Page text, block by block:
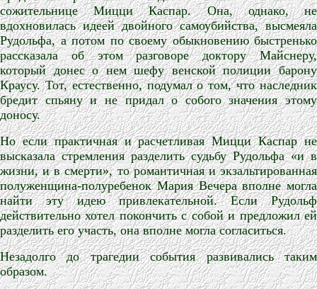
сожительнице Мицци Каспар. Она, однако, не
вдохновилась идеей двойного самоубийства, высмеяла
Рудольфа, а потом по своему обыкновению быстренько
рассказала об этом разговоре доктору Майснеру,
который донес о нем шефу венской полиции барону
Краусу. Тот, естественно, подумал о том, что наследник
бредит спьяну и не придал о собого значения этому
доносу.
Но если практичная и расчетливая Мицци Каспар не
высказала стремления разделить судьбу Рудольфа «и в
жизни, и в смерти», то романтичная и экзальтированная
полуженщина-полуребенок Мария Вечера вполне могла
найти эту идею привлекательной. Если Рудольф
действительно хотел покончить с собой и предложил ей
разделить его участь, она вполне могла согласиться.
Незадолго до трагедии события развивались таким
образом.